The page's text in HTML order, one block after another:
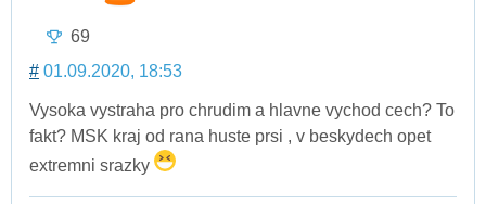
69
# 01.09.2020, 18:53
Vysoka vystraha pro chrudim a hlavne vychod cech? To
fakt? MSK kraj od rana huste prsi , v beskydech opet
extremni srazky